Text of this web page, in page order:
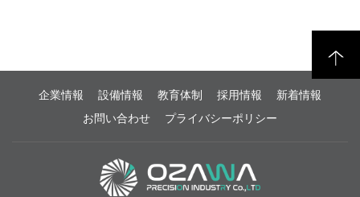
企業情報 設備情報 教育体制 採用情報
新着情報
お問い合わせ
プライバシーポリシー